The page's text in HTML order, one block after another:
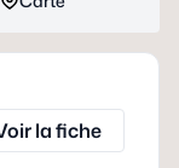
la fiche